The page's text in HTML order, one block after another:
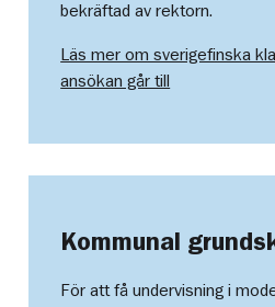
bekräftad av rektorn.
Läs mer om sverigefinska
ansökan går till
Kommunal
För att få undervisning i